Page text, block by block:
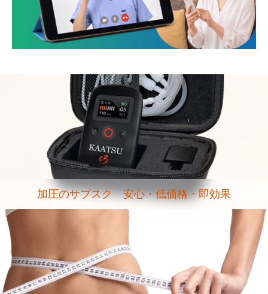
加圧のサブスク 安心・低価格・即効果